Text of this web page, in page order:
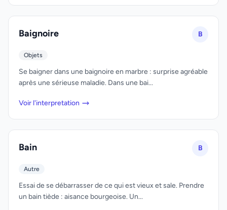
Baignoire B
Objets
Se baigner dans une baignoire en marbre : surprise agréable
après une sérieuse maladie. Dans une bai...
Voir l'interpretation
Bain B
Autre
Essai de se débarrasser de ce qui est vieux et sale. Prendre
un bain tiède : aisance bourgeoise. Un...